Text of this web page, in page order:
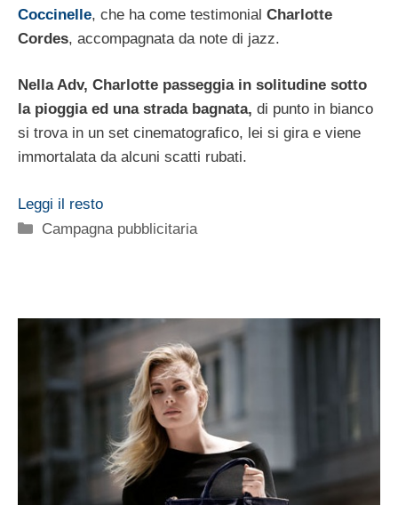
Coccinelle, che ha come testimonial Charlotte
Cordes, accompagnata da note di jazz.
Nella Adv, Charlotte passeggia in solitudine sotto
la pioggia ed una strada bagnata, di punto in bianco
si trova in un set cinematografico, lei si gira e viene
immortalata da alcuni scatti rubati.
Leggi il resto
Categorie
Campagna pubblicitaria